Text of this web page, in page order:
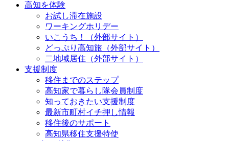
高知を体験
お試し滞在施設
ワーキングホリデー
いこうち！（外部サイト）
どっぷり高知旅（外部サイト）
二地域居住（外部サイト）
支援制度
移住までのステップ
高知家で暮らし隊会員制度
知っておきたい支援制度
最新市町村イチ押し情報
移住後のサポート
高知県移住支援特使